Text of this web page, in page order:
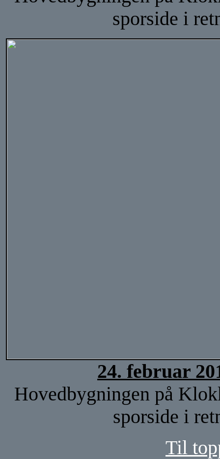
sporside i
24. februar
Hovedbygningen på
sporside i
Til